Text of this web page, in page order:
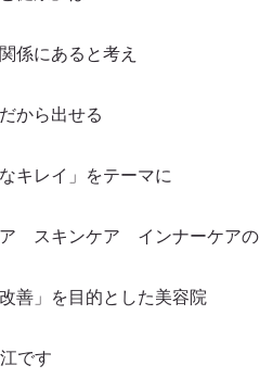
係にあると考え
から出せる
なキレイ」をテーマに
スキンケア インナーケアの
改善」を目的とした美容院
です